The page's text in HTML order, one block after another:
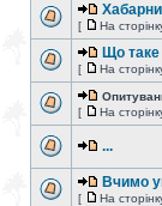
[ На
Що таке
[ На
[ На
...
Вчимо
[ На